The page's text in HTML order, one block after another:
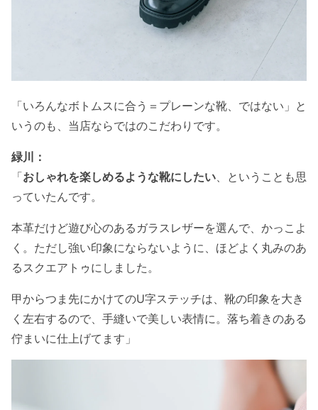
「いろんなボトムスに合う＝プレーンな靴、ではない」と
いうのも、当店ならではのこだわりです。
緑川：
「おしゃれを楽しめるような靴にしたい、ということも思
っていたんです。
本革だけど遊び心のあるガラスレザーを選んで、かっこよ
く。ただし強い印象にならないように、ほどよく丸みのあ
るスクエアトゥにしました。
甲からつま先にかけてのU字ステッチは、靴の印象を大き
く左右するので、手縫いで美しい表情に。落ち着きのある
佇まいに仕上げてます」